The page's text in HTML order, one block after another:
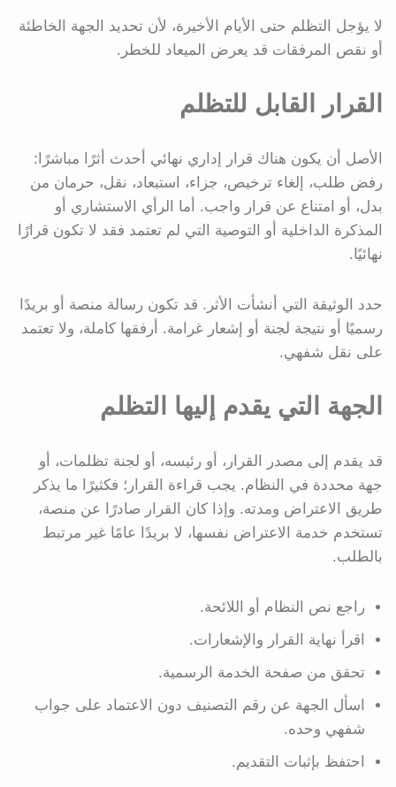
لا يؤجل التظلم حتى الأيام الأخيرة، لأن تحديد الجهة الخاطئة
أو نقص المرفقات قد يعرض الميعاد للخطر.
القرار القابل للتظلم
الأصل أن يكون هناك قرار إداري نهائي أحدث أثرًا مباشرًا:
رفض طلب، إلغاء ترخيص، جزاء، استبعاد، نقل، حرمان من
بدل، أو امتناع عن قرار واجب. أما الرأي الاستشاري أو
المذكرة الداخلية أو التوصية التي لم تعتمد فقد لا تكون قرارًا
نهائيًا.
حدد الوثيقة التي أنشأت الأثر. قد تكون رسالة منصة أو بريدًا
رسميًا أو نتيجة لجنة أو إشعار غرامة. أرفقها كاملة، ولا تعتمد
على نقل شفهي.
الجهة التي يقدم إليها التظلم
قد يقدم إلى مصدر القرار، أو رئيسه، أو لجنة تظلمات، أو
جهة محددة في النظام. يجب قراءة القرار؛ فكثيرًا ما يذكر
طريق الاعتراض ومدته. وإذا كان القرار صادرًا عن منصة،
تستخدم خدمة الاعتراض نفسها، لا بريدًا عامًا غير مرتبط
بالطلب.
راجع نص النظام أو اللائحة.
اقرأ نهاية القرار والإشعارات.
تحقق من صفحة الخدمة الرسمية.
اسأل الجهة عن رقم التصنيف دون الاعتماد على جواب
شفهي وحده.
احتفظ بإثبات التقديم.